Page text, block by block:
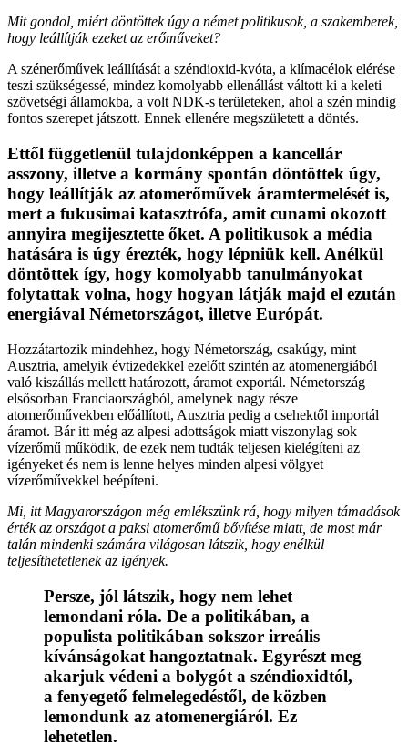
Mit gondol, miért döntöttek úgy a német politikusok, a szakemberek,
hogy leállítják ezeket az erőműveket?
A szénerőművek leállítását a széndioxid-kvóta, a klímacélok elérése
teszi szükségessé, mindez komolyabb ellenállást váltott ki a keleti
szövetségi államokba, a volt NDK-s területeken, ahol a szén mindig
fontos szerepet játszott. Ennek ellenére megszületett a döntés.
Ettől függetlenül tulajdonképpen a kancellár
asszony, illetve a kormány spontán döntöttek úgy,
hogy leállítják az atomerőművek áramtermelését is,
mert a fukusimai katasztrófa, amit cunami okozott
annyira megijesztette őket. A politikusok a média
hatására is úgy érezték, hogy lépniük kell. Anélkül
döntöttek így, hogy komolyabb tanulmányokat
folytattak volna, hogy hogyan látják majd el ezután
energiával Németországot, illetve Európát.
Hozzátartozik mindehhez, hogy Németország, csakúgy, mint
Ausztria, amelyik évtizedekkel ezelőtt szintén az atomenergiából
való kiszállás mellett határozott, áramot exportál. Németország
elsősorban Franciaországból, amelynek nagy része
atomerőművekben előállított, Ausztria pedig a csehektől importál
áramot. Bár itt még az alpesi adottságok miatt viszonylag sok
vízerőmű működik, de ezek nem tudták teljesen kielégíteni az
igényeket és nem is lenne helyes minden alpesi völgyet
vízerőművekkel beépíteni.
Mi, itt Magyarországon még emlékszünk rá, hogy milyen támadások
érték az országot a paksi atomerőmű bővítése miatt, de most már
talán mindenki számára világosan látszik, hogy enélkül
teljesíthetetlenek az igények.
Persze, jól látszik, hogy nem lehet
lemondani róla. De a politikában, a
populista politikában sokszor irreális
kívánságokat hangoztatnak. Egyrészt meg
akarjuk védeni a bolygót a széndioxidtól,
a fenyegető felmelegedéstől, de közben
lemondunk az atomenergiáról. Ez
lehetetlen.